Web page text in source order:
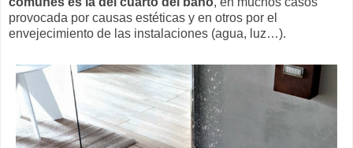
provocada por causas estéticas y en otros por el
envejecimiento de las instalaciones (agua, luz…).